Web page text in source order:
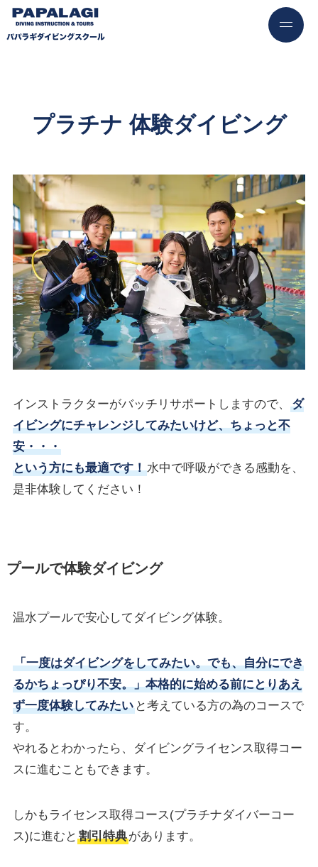
プラチナ 体験ダイビング
インストラクターがバッチリサポートしますので、
ダ
イビングにチャレンジしてみたいけど、ちょっと不
安・・・
という方にも最適です！水中で呼吸ができる感動を、
是非体験してください！
プールで体験ダイビング
温水プールで安心してダイビング体験。
「一度はダイビングをしてみたい。でも、自分にでき
るかちょっぴり不安。」本格的に始める前にとりあえ
ず一度体験してみたいと考えている方の為のコースで
す。
やれるとわかったら、ダイビングライセンス取得コー
スに進むこともできます。
しかもライセンス取得コース(プラチナダイバーコー
ス)に進むと 割引特典があります。